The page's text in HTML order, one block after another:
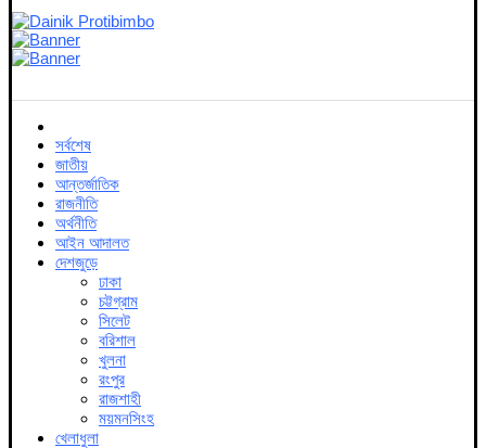
সর্বশেষ
জাতীয়
আন্তর্জাতিক
রাজনীতি
অর্থনীতি
আইন আদালত
দেশজুড়ে
ঢাকা
চট্টগ্রাম
সিলেট
বরিশাল
খুলনা
রংপুর
রাজশাহী
ময়মনসিংহ
খেলাধুলা